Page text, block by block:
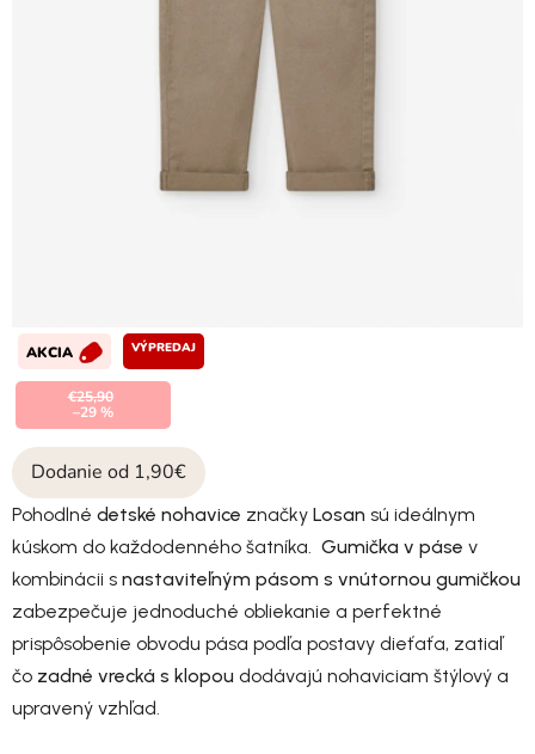
Dodanie od 1,90€
Pohodlné detské nohavice značky Losan sú ideálnym
kúskom do každodenného šatníka. Gumička v páse v
kombinácii s nastaviteľným pásom s vnútornou gumičkou
zabezpečuje jednoduché obliekanie a perfektné
prispôsobenie obvodu pása podľa postavy dieťaťa, zatiaľ
čo zadné vrecká s klopou dodávajú nohaviciam štýlový a
upravený vzhľad.
AKCIA VÝPREDAJ
€25,90
–29 %